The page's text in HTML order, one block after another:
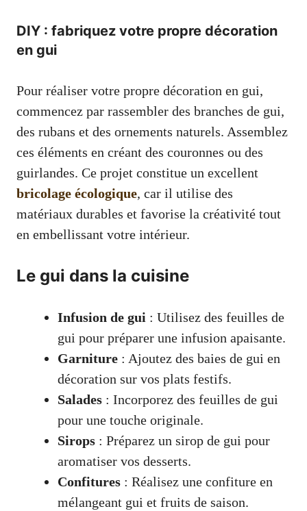
DIY : fabriquez votre propre décoration
en gui
Pour réaliser votre propre décoration en gui,
commencez par rassembler des branches de gui,
des rubans et des ornements naturels. Assemblez
ces éléments en créant des couronnes ou des
guirlandes. Ce projet constitue un excellent
bricolage écologique, car il utilise des
matériaux durables et favorise la créativité tout
en embellissant votre intérieur.
Le gui dans la cuisine
Infusion de gui : Utilisez des feuilles de
gui pour préparer une infusion apaisante.
Garniture : Ajoutez des baies de gui en
décoration sur vos plats festifs.
Salades : Incorporez des feuilles de gui
pour une touche originale.
Sirops : Préparez un sirop de gui pour
aromatiser vos desserts.
Confitures : Réalisez une confiture en
mélangeant gui et fruits de saison.